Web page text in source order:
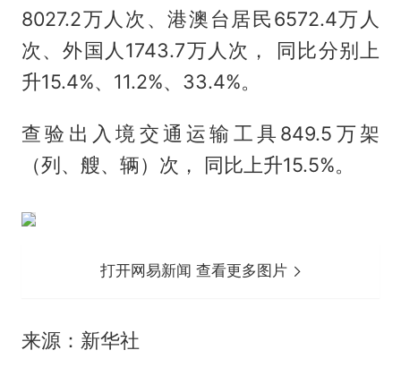
8027.2万人次、港澳台居民6572.4万人
次、外国人1743.7万人次， 同比分别上
升15.4%、11.2%、33.4%。
查验出入境交通运输工具849.5万架
（列、艘、辆）次， 同比上升15.5%。
打开网易新闻 查看更多图片
来源：新华社